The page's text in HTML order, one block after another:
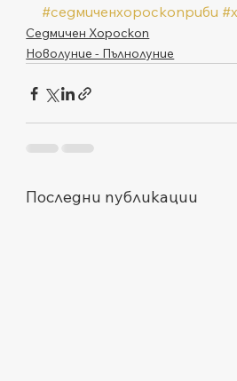
#седмиченхороскоприби
Седмичен Хороскоп
Новолуние - Пълнолуние
Последни публикации